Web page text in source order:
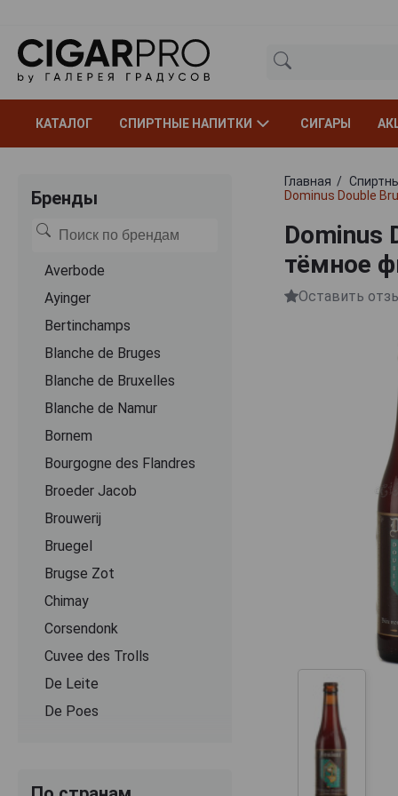
КАТАЛОГ СПИРТНЫЕ НАПИТКИ СИГАРЫ
Бренды
Averbode
Ayinger
Bertinchamps
Blanche de Bruges
Blanche de Bruxelles
Blanche de Namur
Bornem
Bourgogne des Flandres
Broeder Jacob
Brouwerij
Bruegel
Brugse Zot
Chimay
Corsendonk
Cuvee des Trolls
De Leite
De Poes
Главная
Dominus Double
Dominus
тёмное
Оставить